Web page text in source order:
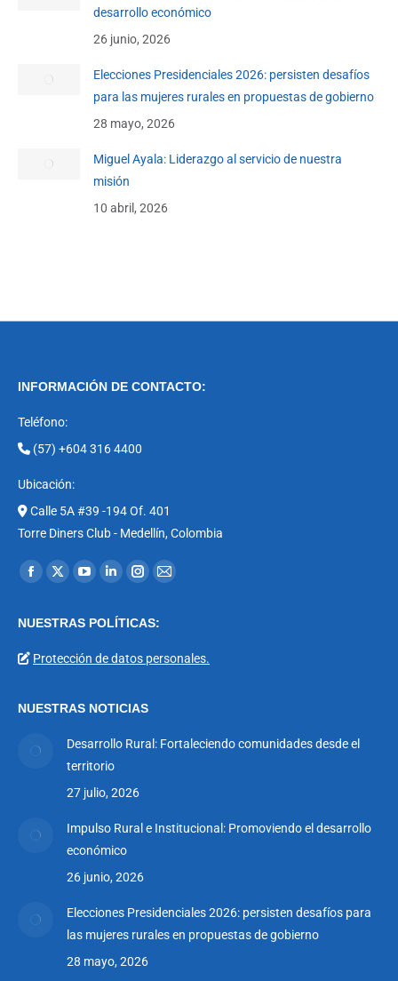
desarrollo económico
26 junio, 2026
Elecciones Presidenciales 2026: persisten desafíos
para las mujeres rurales en propuestas de gobierno
28 mayo, 2026
Miguel Ayala: Liderazgo al servicio de nuestra
misión
10 abril, 2026
INFORMACIÓN DE CONTACTO:
Teléfono:
(57) +604 316 4400
Ubicación:
Calle 5A #39 -194 Of. 401
Torre Diners Club - Medellín, Colombia
Encuéntranos en:
Facebook
opens
in
X
opens
YouTube
opens
in
Linkedin
opens
in
Instagram
opens
Mail
NUESTRAS POLÍTICAS:
Protección de datos personales.
NUESTRAS NOTICIAS
Desarrollo Rural: Fortaleciendo comunidades desde el
territorio
27 julio, 2026
Impulso Rural e Institucional: Promoviendo el desarrollo
económico
26 junio, 2026
Elecciones Presidenciales 2026: persisten desafíos para
las mujeres rurales en propuestas de gobierno
28 mayo, 2026